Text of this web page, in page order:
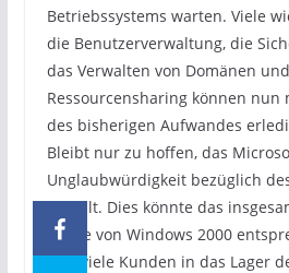
Betriebssystems warten. Viele
die Benutzerverwaltung, die
das Verwalten von Domänen
Ressourcensharing können
des bisherigen Aufwandes
Bleibt nur zu hoffen, das
Unglaubwürdigkeit bezüglich
verfällt. Dies könnte das
Image von Windows 2000
und viele Kunden in das Lager